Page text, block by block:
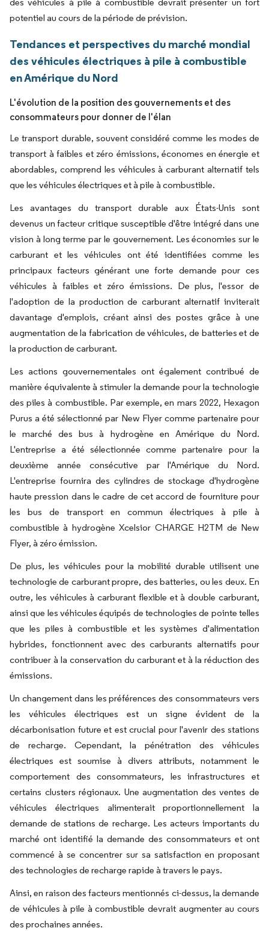
potentiel au cours de la période de prévision.
Tendances et perspectives du marché mondial
des véhicules électriques à pile à combustible
en Amérique du Nord
L'évolution de la position des gouvernements et des
consommateurs pour donner de l'élan
Le transport durable, souvent considéré comme les modes de
transport à faibles et zéro émissions, économes en énergie et
abordables, comprend les véhicules à carburant alternatif tels
que les véhicules électriques et à pile à combustible.
Les avantages du transport durable aux États-Unis sont
devenus un facteur critique susceptible d'être intégré dans une
vision à long terme par le gouvernement. Les économies sur le
carburant et les véhicules ont été identifiées comme les
principaux facteurs générant une forte demande pour ces
véhicules à faibles et zéro émissions. De plus, l'essor de
l'adoption de la production de carburant alternatif inviterait
davantage d'emplois, créant ainsi des postes grâce à une
augmentation de la fabrication de véhicules, de batteries et de
la production de carburant.
Les actions gouvernementales ont également contribué de
manière équivalente à stimuler la demande pour la technologie
des piles à combustible. Par exemple, en mars 2022, Hexagon
Purus a été sélectionné par New Flyer comme partenaire pour
le marché des bus à hydrogène en Amérique du Nord.
L'entreprise a été sélectionnée comme partenaire pour la
deuxième année consécutive par l'Amérique du Nord.
L'entreprise fournira des cylindres de stockage d'hydrogène
haute pression dans le cadre de cet accord de fourniture pour
les bus de transport en commun électriques à pile à
combustible à hydrogène Xcelsior CHARGE H2TM de New
Flyer, à zéro émission.
De plus, les véhicules pour la mobilité durable utilisent une
technologie de carburant propre, des batteries, ou les deux. En
outre, les véhicules à carburant flexible et à double carburant,
ainsi que les véhicules équipés de technologies de pointe telles
que les piles à combustible et les systèmes d'alimentation
hybrides, fonctionnent avec des carburants alternatifs pour
contribuer à la conservation du carburant et à la réduction des
émissions.
Un changement dans les préférences des consommateurs vers
les véhicules électriques est un signe évident de la
décarbonisation future et est crucial pour l'avenir des stations
de recharge. Cependant, la pénétration des véhicules
électriques est soumise à divers attributs, notamment le
comportement des consommateurs, les infrastructures et
certains clusters régionaux. Une augmentation des ventes de
véhicules électriques alimenterait proportionnellement la
demande de stations de recharge. Les acteurs importants du
marché ont identifié la demande des consommateurs et ont
commencé à se concentrer sur sa satisfaction en proposant
des technologies de recharge rapide à travers le pays.
Ainsi, en raison des facteurs mentionnés ci-dessus, la demande
de véhicules à pile à combustible devrait augmenter au cours
des prochaines années.